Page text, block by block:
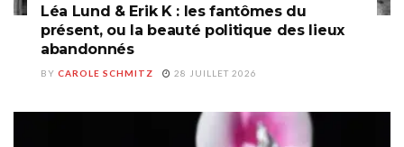
Léa Lund & Erik K : les fantômes du
présent, ou la beauté politique des lieux
abandonnés
BY CAROLE SCHMITZ 28 JUILLET 2026